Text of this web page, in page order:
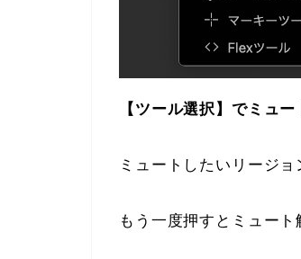
【ツール選択】でミュー
ミュートしたいリージョ
もう一度押すとミュート